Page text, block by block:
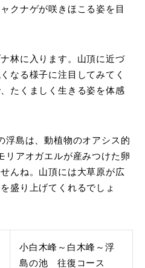
クナゲが咲きほこる姿を目
林に入ります。山頂に近づ
なる様子に注目してみてく
たくましく生きる姿を体感
浮島は、動植物のオアシス的
リアオガエルが産みつけた卵
んね。山頂には大草原が広
盛り上げてくれるでしょ
小白木峰～白木峰～浮
島の池 往復コース